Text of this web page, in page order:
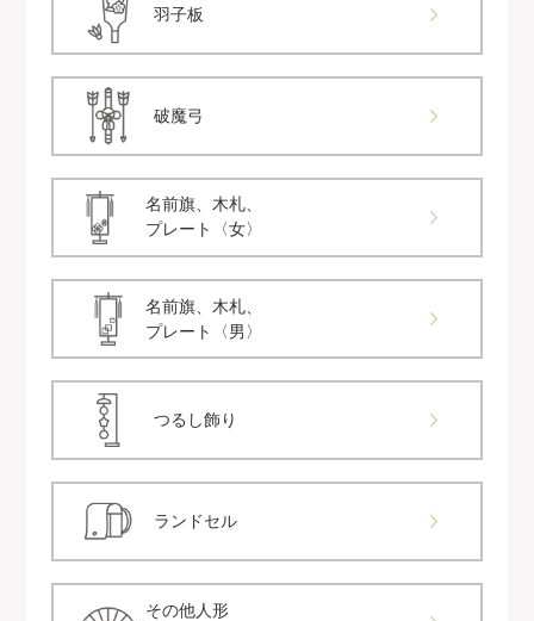
羽子板
破魔弓
名前旗、木札、
プレート〈女〉
名前旗、木札、
プレート〈男〉
つるし飾り
ランドセル
その他人形